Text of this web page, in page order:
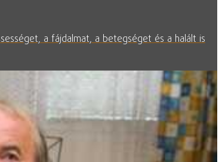
a fájdalmat, a betegséget és a halált is